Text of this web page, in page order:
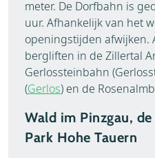
meter. De Dorfbahn is
uur. Afhankelijk van het
openingstijden afwijken.
bergliften in de Zillertal
Gerlossteinbahn
(Gerlos) en de
Wald im Pinzgau,
Park Hohe Tauern